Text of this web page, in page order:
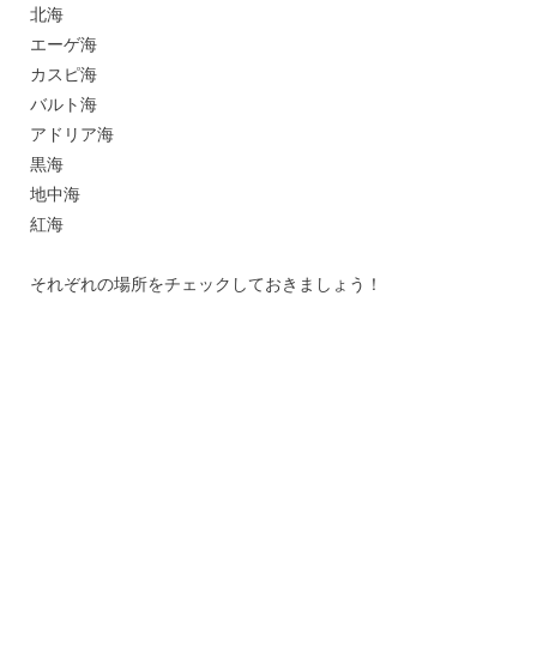
北海
エーゲ海
カスピ海
バルト海
アドリア海
黒海
地中海
紅海
それぞれの場所をチェックしておきましょう！